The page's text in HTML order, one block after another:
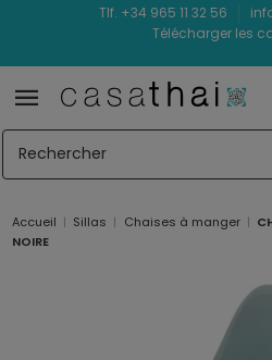
Tlf. +34 965 11 32 56
Télécharger les
Accueil Sillas Chaises à manger
NOIRE